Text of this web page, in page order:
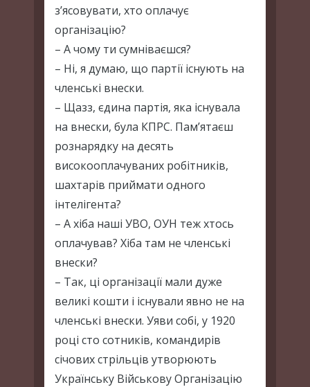
з’ясовувати, хто оплачує
організацію?
– А чому ти сумніваєшся?
– Ні, я думаю, що партії існують на
членські внески.
– Щазз, єдина партія, яка існувала
на внески, була КПРС. Пам’ятаєш
рознарядку на десять
високооплачуваних робітників,
шахтарів приймати одного
інтелігента?
– А хіба наші УВО, ОУН теж хтось
оплачував? Хіба там не членські
внески?
– Так, ці організації мали дуже
великі кошти і існували явно не на
членські внески. Уяви собі, у 1920
році сто сотників, командирів
січових стрільців утворюють
Українську Військову Організацію